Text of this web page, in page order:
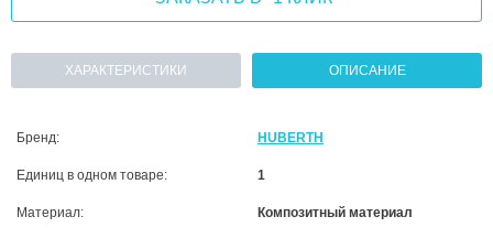
ХАРАКТЕРИСТИКИ ОПИСАНИЕ
Бренд: HUBERTH
Единиц в одном товаре: 1
Материал: Композитный материал